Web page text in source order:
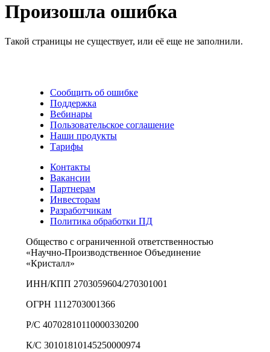
Произошла ошибка
Такой страницы не существует, или её еще не заполнили.
Сообщить об ошибке
Поддержка
Вебинары
Пользовательское соглашение
Наши продукты
Тарифы
Контакты
Вакансии
Партнерам
Инвесторам
Разработчикам
Политика обработки ПД
Общество с ограниченной ответственностью
«Научно-Производственное Объединение
«Кристалл»
ИНН/КПП 2703059604/270301001
ОГРН 1112703001366
Р/С 40702810110000330200
К/С 30101810145250000974